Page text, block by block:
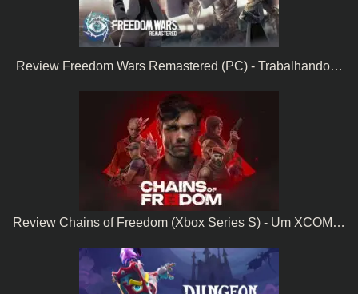
Review Freedom Wars Remastered (PC) - Trabalhando…
Review Chains of Freedom (Xbox Series S) - Um XCOM…